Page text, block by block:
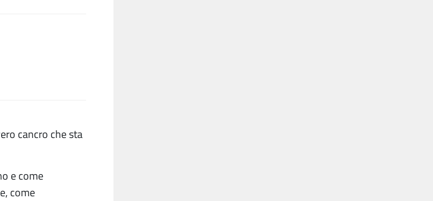
cancro che sta
e come
come